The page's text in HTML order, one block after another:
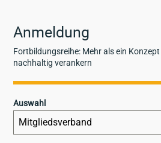
Anmeldung
Fortbildungsreihe: Mehr als ein
nachhaltig verankern
Auswahl
Mitgliedsverband